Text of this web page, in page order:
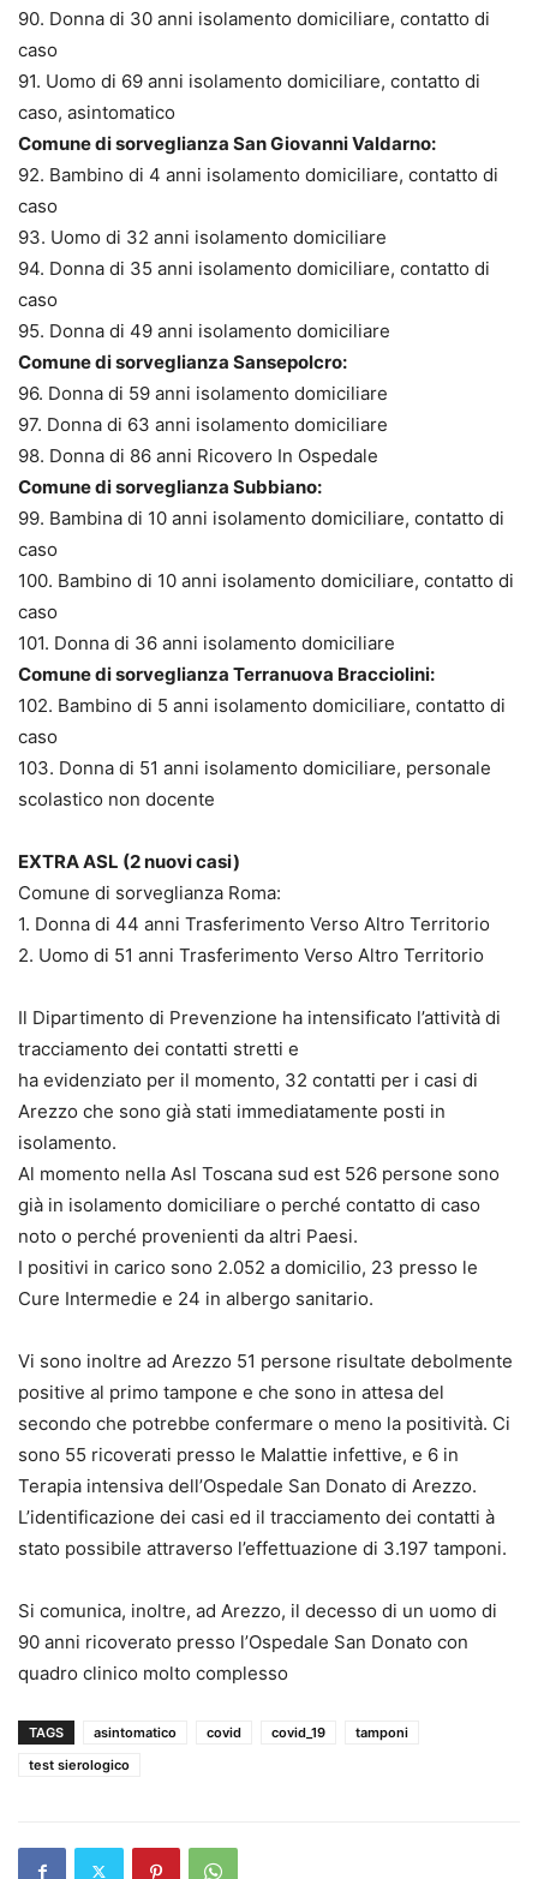
90. Donna di 30 anni isolamento domiciliare, contatto di
caso
91. Uomo di 69 anni isolamento domiciliare, contatto di
caso, asintomatico
Comune di sorveglianza San Giovanni Valdarno:
92. Bambino di 4 anni isolamento domiciliare, contatto di
caso
93. Uomo di 32 anni isolamento domiciliare
94. Donna di 35 anni isolamento domiciliare, contatto di
caso
95. Donna di 49 anni isolamento domiciliare
Comune di sorveglianza Sansepolcro:
96. Donna di 59 anni isolamento domiciliare
97. Donna di 63 anni isolamento domiciliare
98. Donna di 86 anni Ricovero In Ospedale
Comune di sorveglianza Subbiano:
99. Bambina di 10 anni isolamento domiciliare, contatto di
caso
100. Bambino di 10 anni isolamento domiciliare, contatto di
caso
101. Donna di 36 anni isolamento domiciliare
Comune di sorveglianza Terranuova Bracciolini:
102. Bambino di 5 anni isolamento domiciliare, contatto di
caso
103. Donna di 51 anni isolamento domiciliare, personale
scolastico non docente
EXTRA ASL (2 nuovi casi)
Comune di sorveglianza Roma:
1. Donna di 44 anni Trasferimento Verso Altro Territorio
2. Uomo di 51 anni Trasferimento Verso Altro Territorio
Il Dipartimento di Prevenzione ha intensificato l’attività di
tracciamento dei contatti stretti e
ha evidenziato per il momento, 32 contatti per i casi di
Arezzo che sono già stati immediatamente posti in
isolamento.
Al momento nella Asl Toscana sud est 526 persone sono
già in isolamento domiciliare o perché contatto di caso
noto o perché provenienti da altri Paesi.
I positivi in carico sono 2.052 a domicilio, 23 presso le
Cure Intermedie e 24 in albergo sanitario.
Vi sono inoltre ad Arezzo 51 persone risultate debolmente
positive al primo tampone e che sono in attesa del
secondo che potrebbe confermare o meno la positività. Ci
sono 55 ricoverati presso le Malattie infettive, e 6 in
Terapia intensiva dell’Ospedale San Donato di Arezzo.
L’identificazione dei casi ed il tracciamento dei contatti à
stato possibile attraverso l’effettuazione di 3.197 tamponi.
Si comunica, inoltre, ad Arezzo, il decesso di un uomo di
90 anni ricoverato presso l’Ospedale San Donato con
quadro clinico molto complesso
TAGS asintomatico covid covid_19
tamponi
test sierologico